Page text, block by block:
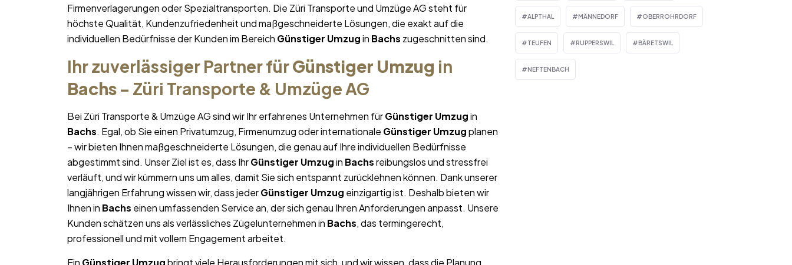
Firmenverlagerungen oder Spezialtransporten. Die Züri Transporte und Umzüge AG steht für
höchste Qualität, Kundenzufriedenheit und maßgeschneiderte Lösungen, die exakt auf die
individuellen Bedürfnisse der Kunden im Bereich Günstiger Umzugin Bachs zugeschnitten sind.
Ihr zuverlässiger Partner fürGünstiger Umzug in
Bachs – Züri Transporte & Umzüge AG
Bei Züri Transporte & Umzüge AG sind wir Ihr erfahrenes Unternehmen fürGünstiger Umzugin
Bachs. Egal, ob Sie einen Privatumzug, Firmenumzug oder internationale Günstiger Umzugplanen
– wir bieten Ihnen maßgeschneiderte Lösungen, die genau auf Ihre individuellen Bedürfnisse
abgestimmt sind. Unser Ziel ist es, dass IhrGünstiger Umzugin Bachsreibungslos und stressfrei
verläuft, und wir kümmern uns um alles, damit Sie sich entspannt zurücklehnen können. Dank unserer
langjährigen Erfahrung wissen wir, dass jederGünstiger Umzug einzigartig ist. Deshalb bieten wir
Ihnen in Bachs einen umfassenden Service an, der sich genau Ihren Anforderungen anpasst. Unsere
Kunden schätzen uns als verlässliches Zügelunternehmen in Bachs, das termingerecht,
professionell und mit vollem Engagement arbeitet.
Ein Günstiger Umzugbringt viele Herausforderungen mit sich, und wir wissen, dass die Planung
ALPTHAL MÄNNEDORF OBERROHRDORF
TEUFEN RUPPERSWIL BÄRETSWIL
NEFTENBACH